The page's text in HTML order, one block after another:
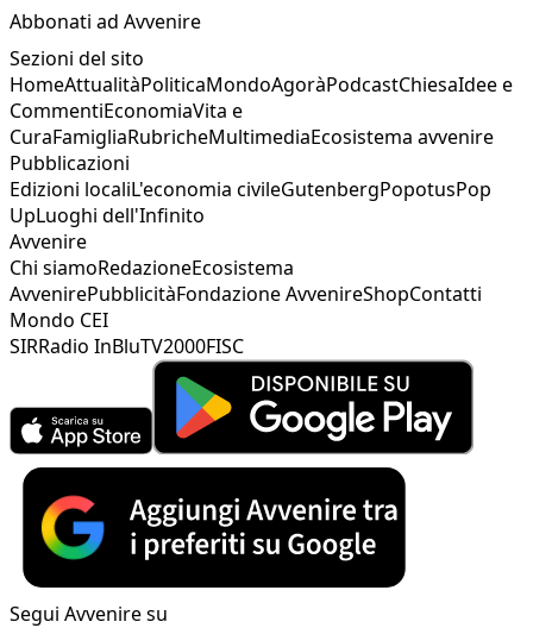
Abbonati ad Avvenire
Sezioni del sito
HomeAttualitàPoliticaMondoAgoràPodcastChiesaIdee e
CommentiEconomiaVita e
CuraFamigliaRubricheMultimediaEcosistema avvenire
Pubblicazioni
Edizioni localiL'economia civileGutenbergPopotusPop
UpLuoghi dell'Infinito
Avvenire
Chi siamoRedazioneEcosistema
AvvenirePubblicitàFondazione AvvenireShopContatti
Mondo CEI
SIRRadio InBluTV2000FISC
Segui Avvenire su